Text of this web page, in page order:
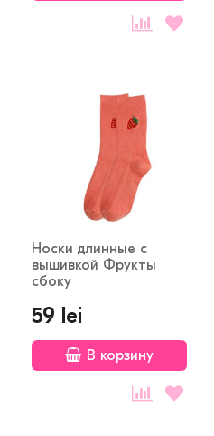
Носки длинные с
вышивкой Фрукты
сбоку
59 lei
В корзину